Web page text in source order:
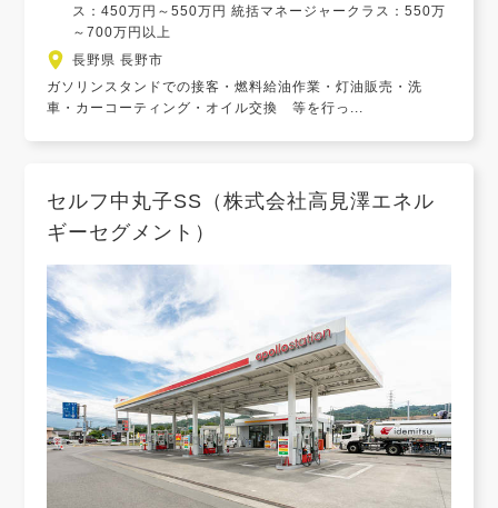
ス：450万円～550万円 統括マネージャークラス：550万
～700万円以上
長野県 長野市
ガソリンスタンドでの接客・燃料給油作業・灯油販売・洗
車・カーコーティング・オイル交換 等を行っ...
セルフ中丸子SS（株式会社高見澤エネル
ギーセグメント）